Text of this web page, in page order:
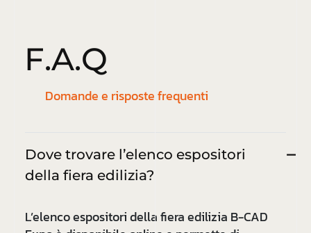
F.A.Q
Domande e risposte frequenti
Dove trovare l’elenco espositori
della fiera edilizia?
L’elenco espositori della fiera edilizia B-CAD